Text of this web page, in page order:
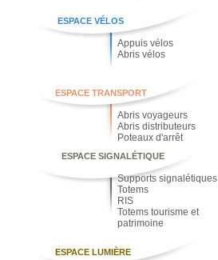
ESPACE VÉLOS
Appuis vélos
Abris vélos
ESPACE TRANSPORT
Abris voyageurs
Abris distributeurs
Poteaux d'arrêt
ESPACE SIGNALÉTIQUE
Supports signalétiques
Totems
RIS
Totems tourisme et
patrimoine
ESPACE LUMIÈRE